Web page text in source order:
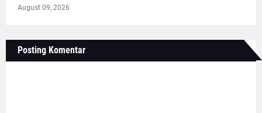
August 09, 2026
Posting Komentar